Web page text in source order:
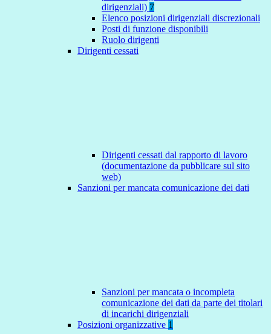
dirigenziali) 7
Elenco posizioni dirigenziali discrezionali
Posti di funzione disponibili
Ruolo dirigenti
Dirigenti cessati
Dirigenti cessati dal rapporto di lavoro
(documentazione da pubblicare sul sito
web)
Sanzioni per mancata comunicazione dei dati
Sanzioni per mancata o incompleta
comunicazione dei dati da parte dei titolari
di incarichi dirigenziali
Posizioni organizzative 1